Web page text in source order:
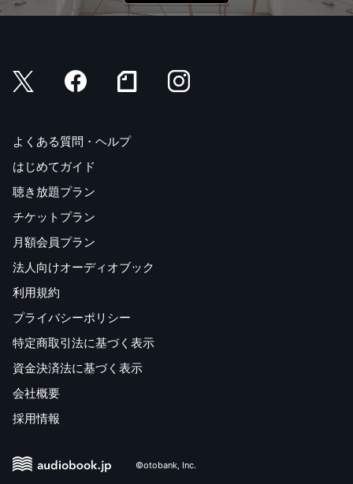
よくある質問・ヘルプ
はじめてガイド
聴き放題プラン
チケットプラン
月額会員プラン
法人向けオーディオブック
利用規約
プライバシーポリシー
特定商取引法に基づく表示
資金決済法に基づく表示
会社概要
採用情報
©otobank, Inc.